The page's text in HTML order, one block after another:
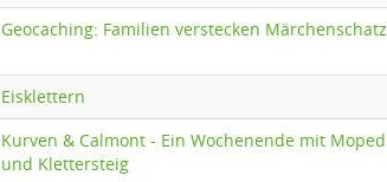
Geocaching: Familien verstecken Märchenschatz
Eisklettern
Kurven & Calmont - Ein Wochenende mit Moped
und Klettersteig